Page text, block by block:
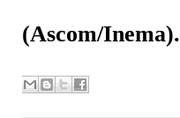
(Ascom/Inema).